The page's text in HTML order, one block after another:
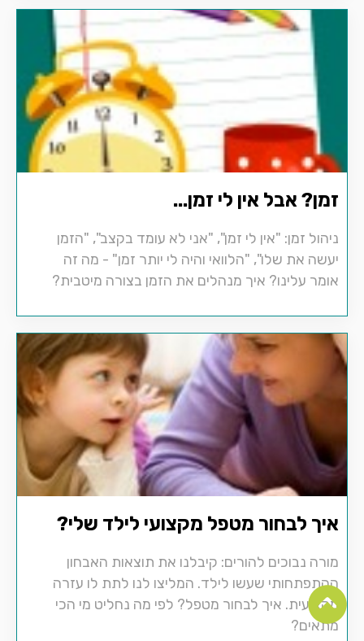
זמן? אבל אין לי זמן...
ניהול זמן: "אין לי זמן", "אני לא עומד בקצב", "הזמן
יעשה את שלו", "הלוואי והיה לי יותר זמן" - מה זה
אומר עלינו? איך מנהלים את הזמן בצורה מיטבית?
איך לבחור מטפל מקצועי לילד שלי?
מורה נבוכים להורים: קיבלנו את תוצאות האבחון
ההתפתחותי שעשו לילד. המליצו לנו לתת לו עזרה
מקצועית. איך לבחור מטפל? לפי מה נחליט מי הכי
מתאים?